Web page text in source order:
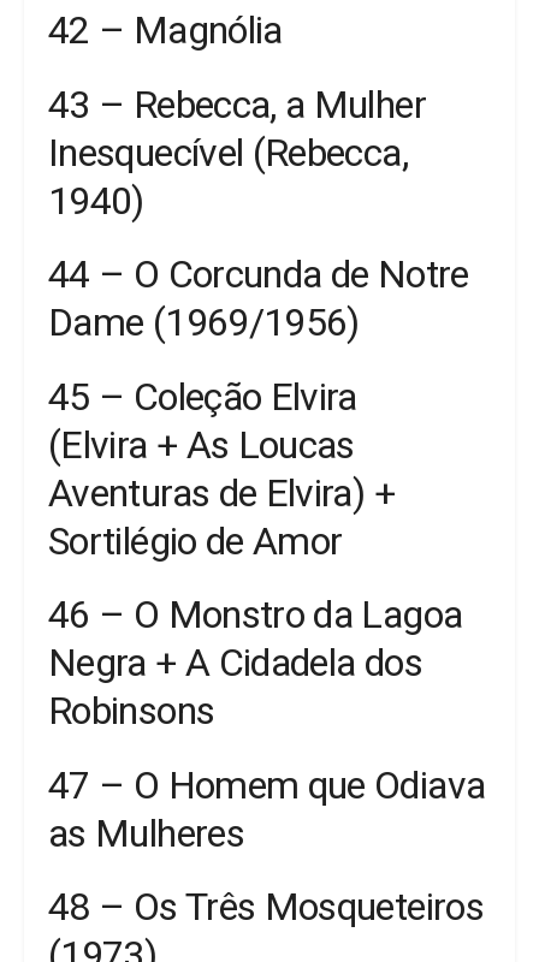
42 – Magnólia
43 – Rebecca, a Mulher
Inesquecível (Rebecca,
1940)
44 – O Corcunda de Notre
Dame (1969/1956)
45 – Coleção Elvira
(Elvira + As Loucas
Aventuras de Elvira) +
Sortilégio de Amor
46 – O Monstro da Lagoa
Negra + A Cidadela dos
Robinsons
47 – O Homem que Odiava
as Mulheres
48 – Os Três Mosqueteiros